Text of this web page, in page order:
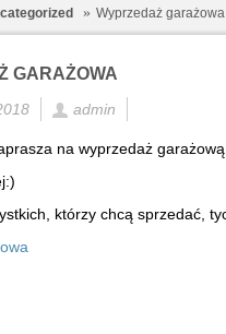
Wyprzedaż garażowa
GARAŻOWA
admin
na wyprzedaż
którzy chcą sprzedać,